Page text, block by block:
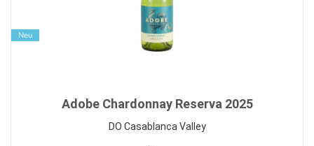
Neu
Adobe Chardonnay Reserva 2025
DO Casablanca Valley